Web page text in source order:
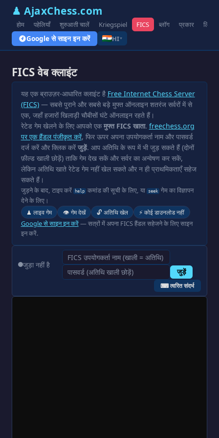
♟ AjaxChess.com
होम पहेलियाँ शुरुआती चालें Kriegspiel FICS ब्लॉग प्रकार लिंक
Google से साइन इन करें HI▾
FICS वेब क्लाइंट
यह एक ब्राउज़र-आधारित क्लाइंट है Free Internet Chess Server
(FICS)— सबसे पुराने और सबसे बड़े मुफ्त ऑनलाइन शतरंज सर्वरों में से
एक, जहाँ हजारों खिलाड़ी चौबीसों घंटे ऑनलाइन रहते हैं।
रेटेड गेम खेलने के लिए आपको एकमुफ्त FICS खाता. freechess.org
पर एक हैंडल पंजीकृत करें, फिर ऊपर अपना उपयोगकर्ता नाम और पासवर्ड
दर्ज करें और क्लिक करें जुड़ें. आप अतिथि के रूप में भी जुड़ सकते हैं (दोनों
फ़ील्ड खाली छोड़ें) ताकि गेम देख सकें और सर्वर का अन्वेषण कर सकें,
लेकिन अतिथि खाते रेटेड गेम नहीं खेल सकते और न ही प्राथमिकताएँ सहेज
सकते हैं।
जुड़ने के बाद, टाइप करें help कमांड की सूची के लिए, या seek गेम का विज्ञापन
देने के लिए।
♟ लाइव गेम 👁 गेम देखें 🔓 अतिथि खेल ⚡ कोई डाउनलोड नहीं
Google से साइन इन करें— सत्रों में अपना FICS हैंडल सहेजने के लिए साइन
इन करें.
जुड़ा नहीं है
जुड़ें
⌨ त्वरित संदर्भ